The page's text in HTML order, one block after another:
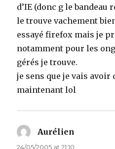
d’IE (donc g le bandeau
le trouve vachement
essayé firefox mais je
notamment pour les
gérés je trouve.
je sens que je vais avoir
maintenant lol
Aurélien
24/05/2005 at 21:10